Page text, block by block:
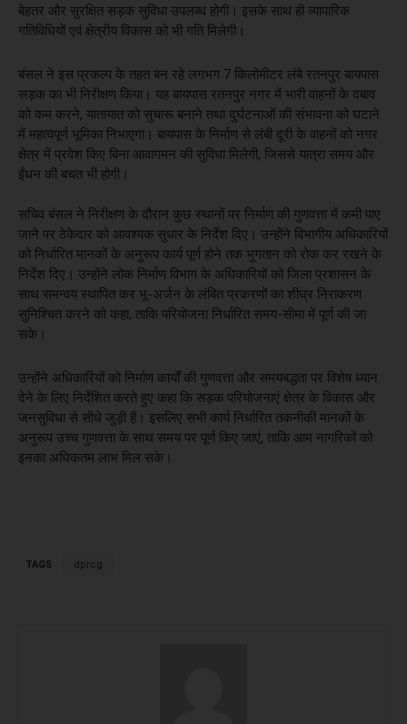
बेहतर और सुरक्षित सड़क सुविधा उपलब्ध होगी। इसके साथ ही व्यापारिक
गतिविधियों एवं क्षेत्रीय विकास को भी गति मिलेगी।
बंसल ने इस प्रकल्प के तहत बन रहे लगभग 7 किलोमीटर लंबे रतनपुर बायपास
सड़क का भी निरीक्षण किया। यह बायपास रतनपुर नगर में भारी वाहनों के दबाव
को कम करने, यातायात को सुचारू बनाने तथा दुर्घटनाओं की संभावना को घटाने
में महत्वपूर्ण भूमिका निभाएगा। बायपास के निर्माण से लंबी दूरी के वाहनों को नगर
क्षेत्र में प्रवेश किए बिना आवागमन की सुविधा मिलेगी, जिससे यात्रा समय और
ईंधन की बचत भी होगी।
सचिव बंसल ने निरीक्षण के दौरान कुछ स्थानों पर निर्माण की गुणवत्ता में कमी पाए
जाने पर ठेकेदार को आवश्यक सुधार के निर्देश दिए। उन्होंने विभागीय अधिकारियों
को निर्धारित मानकों के अनुरूप कार्य पूर्ण होने तक भुगतान को रोक कर रखने के
निर्देश दिए। उन्होंने लोक निर्माण विभाग के अधिकारियों को जिला प्रशासन के
साथ समन्वय स्थापित कर भू-अर्जन के लंबित प्रकरणों का शीघ्र निराकरण
सुनिश्चित करने को कहा, ताकि परियोजना निर्धारित समय-सीमा में पूर्ण की जा
सके।
उन्होंने अधिकारियों को निर्माण कार्यों की गुणवत्ता और समयबद्धता पर विशेष ध्यान
देने के लिए निर्देशित करते हुए कहा कि सड़क परियोजनाएं क्षेत्र के विकास और
जनसुविधा से सीधे जुड़ी हैं। इसलिए सभी कार्य निर्धारित तकनीकी मानकों के
अनुरूप उच्च गुणवत्ता के साथ समय पर पूर्ण किए जाएं, ताकि आम नागरिकों को
इनका अधिकतम लाभ मिल सके।
TAGS dprcg